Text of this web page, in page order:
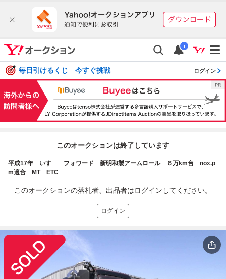
i
毎日引けるくじ 今すぐ挑戦 ログイン
このオークションは終了しています
平成17年 いすゞ フォワード 新明和製アームロール ６万km台 nox.p
m適合 MT ETC
このオークションの落札者、出品者はログインしてください。
ログイン